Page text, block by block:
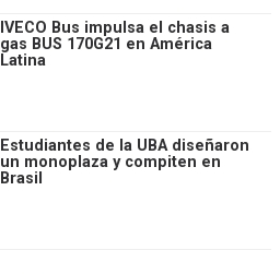
IVECO Bus impulsa el chasis a
gas BUS 170G21 en América
Latina
Estudiantes de la UBA diseñaron
un monoplaza y compiten en
Brasil